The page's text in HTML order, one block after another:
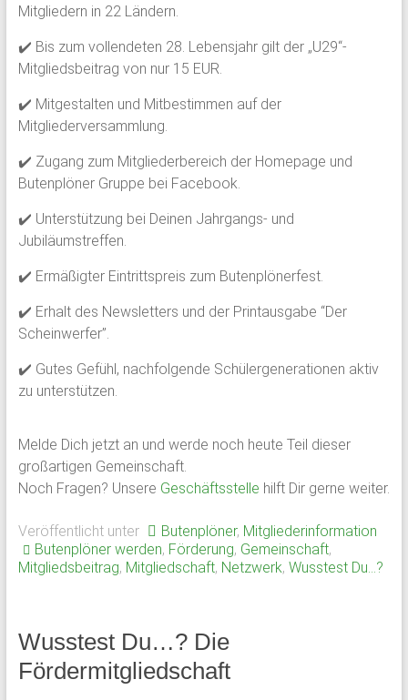
Mitgliedern in 22 Ländern.
✔️ Bis zum vollendeten 28. Lebensjahr gilt der „U29“-
Mitgliedsbeitrag von nur 15 EUR.
✔️ Mitgestalten und Mitbestimmen auf der
Mitgliederversammlung.
✔️ Zugang zum Mitgliederbereich der Homepage und
Butenplöner Gruppe bei Facebook.
✔️ Unterstützung bei Deinen Jahrgangs- und
Jubiläumstreffen.
✔️ Ermäßigter Eintrittspreis zum Butenplönerfest.
✔️ Erhalt des Newsletters und der Printausgabe “Der
Scheinwerfer”.
✔️ Gutes Gefühl, nachfolgende Schülergenerationen aktiv
zu unterstützen.
Melde Dich jetzt an und werde noch heute Teil dieser
großartigen Gemeinschaft.
Noch Fragen? Unsere Geschäftsstelle hilft Dir gerne weiter.
Veröffentlicht unter Butenplöner, Mitgliederinformation
Butenplöner werden, Förderung, Gemeinschaft,
Mitgliedsbeitrag, Mitgliedschaft, Netzwerk, Wusstest Du...?
Wusstest Du…? Die
Fördermitgliedschaft